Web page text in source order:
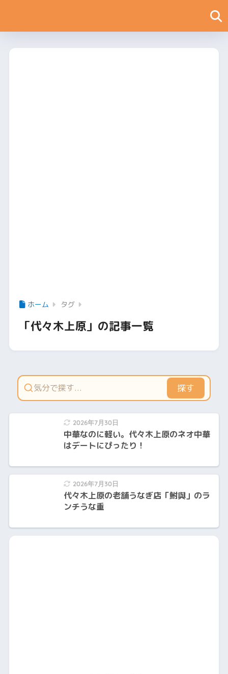
ホーム タグ
「代々木上原」の記事一覧
探す
2026年7月30日
中華なのに軽い。代々木上原のネオ中華
はデートにぴったり！
2026年7月30日
代々木上原の老舗うなぎ店「鮒與」のラ
ンチうな重